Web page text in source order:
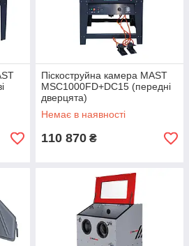
Піскоструйна камера MAST
MSC1000FD+DC15 (передні
дверцята)
Немає в наявності
110 870 ₴